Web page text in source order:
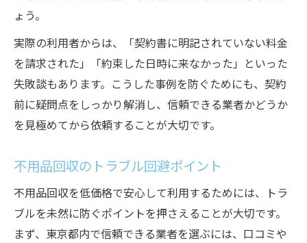
ょう。
実際の利用者からは、「契約書に明記されていない料金
を請求された」「約束した日時に来なかった」といった
失敗談もあります。こうした事例を防ぐためにも、契約
前に疑問点をしっかり解消し、信頼できる業者かどうか
を見極めてから依頼することが大切です。
不用品回収のトラブル回避ポイント
不用品回収を低価格で安心して利用するためには、トラ
ブルを未然に防ぐポイントを押さえることが大切です。
まず、東京都内で信頼できる業者を選ぶには、口コミや